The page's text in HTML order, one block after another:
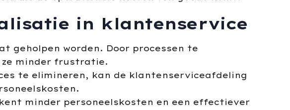
in klantenservice
geholpen worden. Door processen te
ze minder frustratie.
te elimineren, kan de klantenserviceafdeling
minder personeelskosten en een effectiever